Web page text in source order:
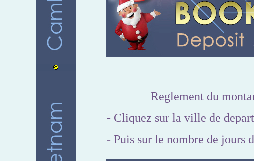
Reglement du
- Cliquez sur la ville de depart
- Puis sur le nombre de jours